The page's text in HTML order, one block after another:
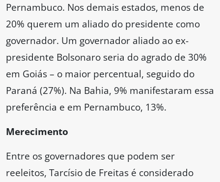
Pernambuco. Nos demais estados, menos de
20% querem um aliado do presidente como
governador. Um governador aliado ao ex-
presidente Bolsonaro seria do agrado de 30%
em Goiás – o maior percentual, seguido do
Paraná (27%). Na Bahia, 9% manifestaram essa
preferência e em Pernambuco, 13%.
Merecimento
Entre os governadores que podem ser
reeleitos, Tarcísio de Freitas é considerado